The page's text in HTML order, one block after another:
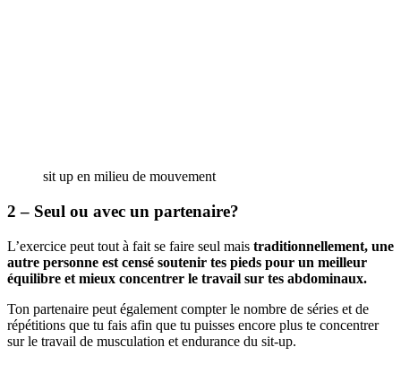
sit up en milieu de mouvement
2 – Seul ou avec un partenaire?
L’exercice peut tout à fait se faire seul mais traditionnellement, une
autre personne est censé soutenir tes pieds pour un meilleur
équilibre et mieux concentrer le travail sur tes abdominaux.
Ton partenaire peut également compter le nombre de séries et de
répétitions que tu fais afin que tu puisses encore plus te concentrer
sur le travail de musculation et endurance du sit-up.